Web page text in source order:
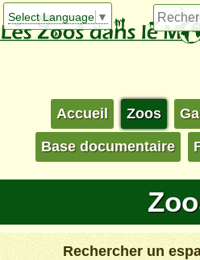
Select Language ▼
Accueil Zoos
Base documentaire
Rechercher un